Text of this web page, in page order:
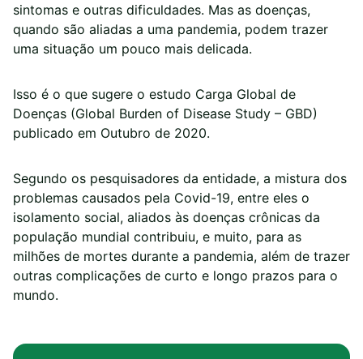
sintomas e outras dificuldades. Mas as doenças,
quando são aliadas a uma pandemia, podem trazer
uma situação um pouco mais delicada.
Isso é o que sugere o estudo Carga Global de
Doenças (Global Burden of Disease Study – GBD)
publicado em Outubro de 2020.
Segundo os pesquisadores da entidade, a mistura dos
problemas causados pela Covid-19, entre eles o
isolamento social, aliados às doenças crônicas da
população mundial contribuiu, e muito, para as
milhões de mortes durante a pandemia, além de trazer
outras complicações de curto e longo prazos para o
mundo.